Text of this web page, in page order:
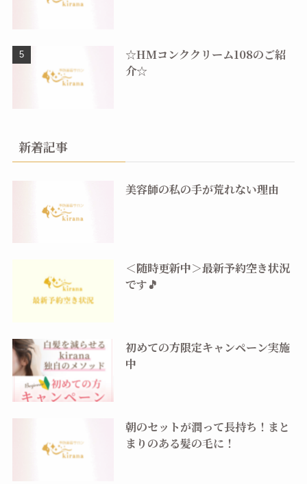
☆HMコンククリーム108のご紹
介☆
新着記事
美容師の私の手が荒れない理由
＜随時更新中＞最新予約空き状況
です🎵
初めての方限定キャンペーン実施
中
朝のセットが潤って長持ち！まと
まりのある髪の毛に！